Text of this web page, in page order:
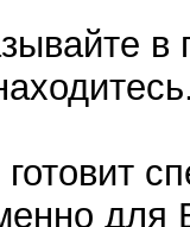
в
готовит
для